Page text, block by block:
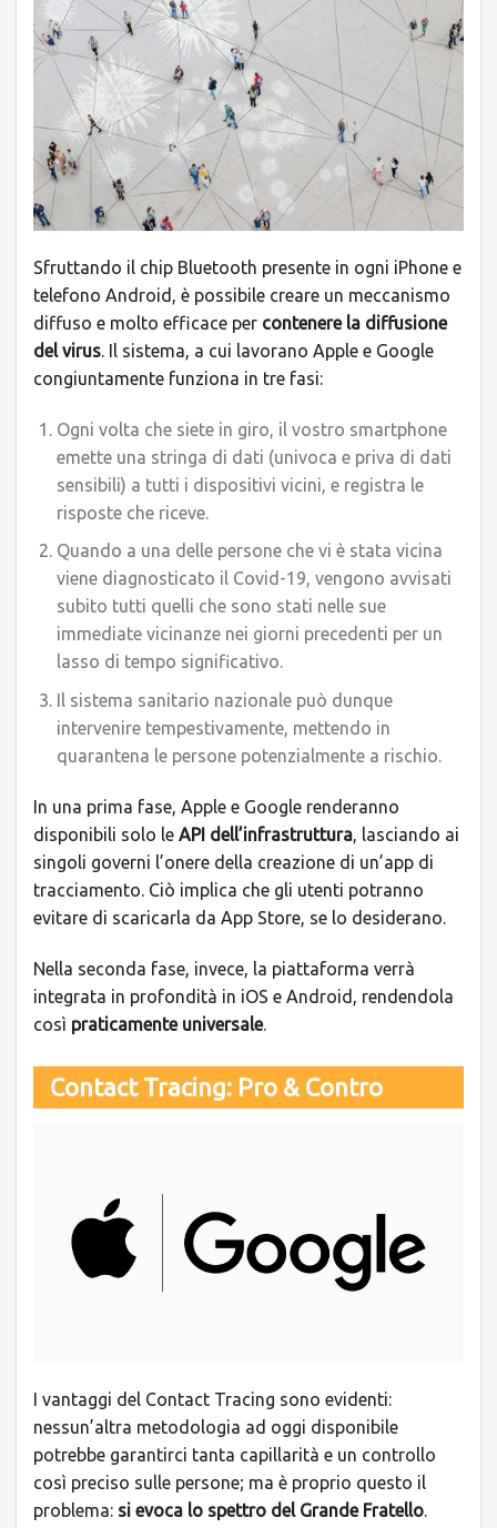
Sfruttando il chip Bluetooth presente in ogni iPhone e
telefono Android, è possibile creare un meccanismo
diffuso e molto efficace per contenere la diffusione
del virus. Il sistema, a cui lavorano Apple e Google
congiuntamente funziona in tre fasi:
Ogni volta che siete in giro, il vostro smartphone
emette una stringa di dati (univoca e priva di dati
sensibili) a tutti i dispositivi vicini, e registra le
risposte che riceve.
Quando a una delle persone che vi è stata vicina
viene diagnosticato il Covid-19, vengono avvisati
subito tutti quelli che sono stati nelle sue
immediate vicinanze nei giorni precedenti per un
lasso di tempo significativo.
Il sistema sanitario nazionale può dunque
intervenire tempestivamente, mettendo in
quarantena le persone potenzialmente a rischio.
In una prima fase, Apple e Google renderanno
disponibili solo le API dell’infrastruttura, lasciando ai
singoli governi l’onere della creazione di un’app di
tracciamento. Ciò implica che gli utenti potranno
evitare di scaricarla da App Store, se lo desiderano.
Nella seconda fase, invece, la piattaforma verrà
integrata in profondità in iOS e Android, rendendola
così praticamente universale.
Contact Tracing: Pro & Contro
I vantaggi del Contact Tracing sono evidenti:
nessun’altra metodologia ad oggi disponibile
potrebbe garantirci tanta capillarità e un controllo
così preciso sulle persone; ma è proprio questo il
problema: si evoca lo spettro del Grande Fratello.